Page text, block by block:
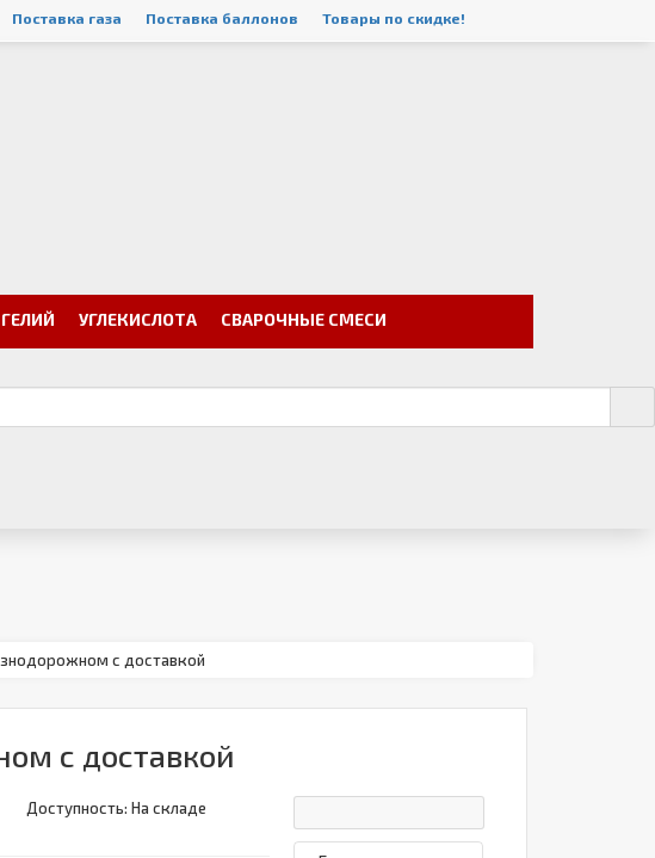
Поставка газа Поставка баллонов Товары по скидке!
ГЕЛИЙ УГЛЕКИСЛОТА СВАРОЧНЫЕ СМЕСИ
с доставкой
с доставкой
Доступность: На складе